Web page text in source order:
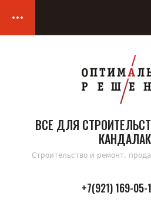
ВСЕ ДЛЯ
Строительство и ремонт,
+7(921) 169-05-